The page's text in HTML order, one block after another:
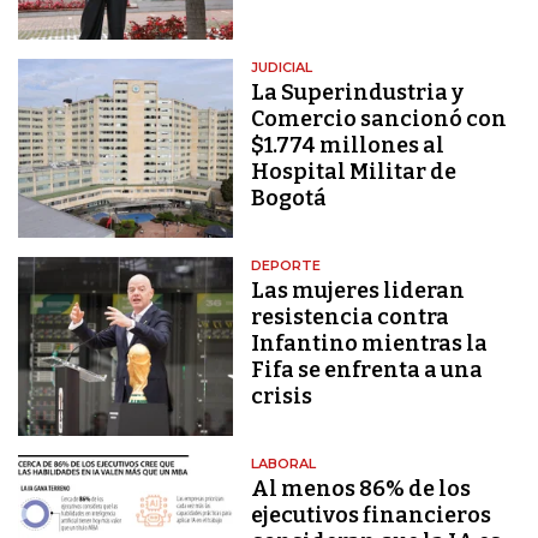
JUDICIAL
La Superindustria y
Comercio sancionó con
$1.774 millones al
Hospital Militar de
Bogotá
DEPORTE
Las mujeres lideran
resistencia contra
Infantino mientras la
Fifa se enfrenta a una
crisis
LABORAL
Al menos 86% de los
ejecutivos financieros